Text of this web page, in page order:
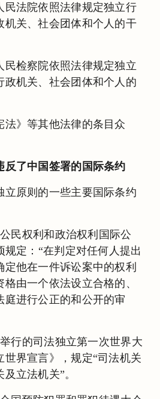
民法院依照法律规定独立行
机关、社会团体和个人的干
民检察院依照法律规定独立
政机关、社会团体和个人的
法》等其他法律的条目众
反了中国签署的国际条约
立原则的一些主要国际条约
民权利和政治权利国际公
规定：“在判定对任何人提出
他在一件诉讼案中的权利
由一个依法设立合格的、
庭进行公正的和公开的审
行的司法独立第一次世界大
世界宣言》，规定“司法机关
立法机关”。